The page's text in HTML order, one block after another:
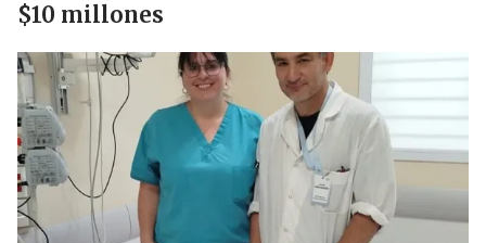
$10 millones